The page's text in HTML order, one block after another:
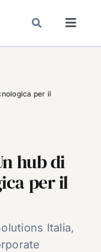
per il
hub di
per il
Italia,